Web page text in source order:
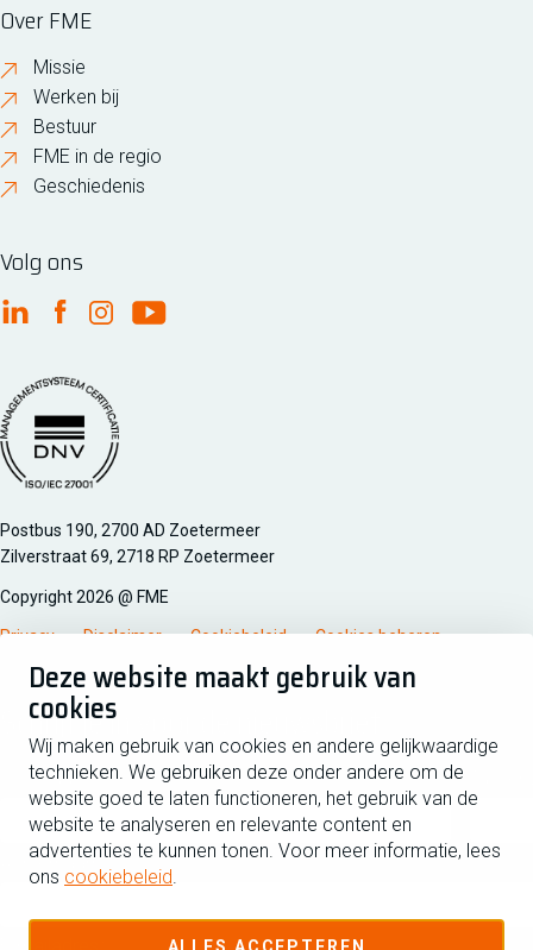
Deze website maakt gebruik van
cookies
Wij maken gebruik van cookies en andere gelijkwaardige
technieken. We gebruiken deze onder andere om de
website goed te laten functioneren, het gebruik van de
website te analyseren en relevante content en
advertenties te kunnen tonen. Voor meer informatie, lees
ons cookiebeleid.
Over FME
Missie
Werken bij
Bestuur
FME in de regio
Geschiedenis
Volg ons
FME Linkedin
FME Facebook
FME Instagram
FME Youtube
Managementsyteem certificatie DNV iso/iec 27001
Postbus 190, 2700 AD Zoetermeer
Zilverstraat 69, 2718 RP Zoetermeer
Copyright 2026 @ FME
Privacy Disclaimer Cookiebeleid Cookies beheren
Schrijf je in voor de nieuwsbrief
Voornaam
Achternaam